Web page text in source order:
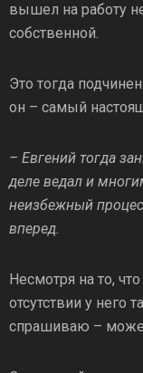
вышел на работу
собственной.
Это тогда
он – самый
– Евгений тогда
деле ведал и
неизбежный
вперед.
Несмотря на то,
отсутствии у него
спрашиваю –